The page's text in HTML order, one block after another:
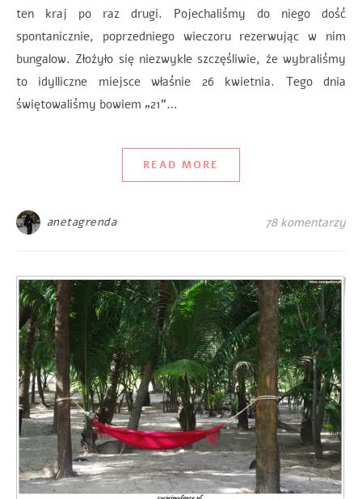
ten kraj po raz drugi. Pojechaliśmy do niego dość
spontanicznie, poprzedniego wieczoru rezerwując w nim
bungalow. Złożyło się niezwykle szczęśliwie, że wybraliśmy
to idylliczne miejsce właśnie 26 kwietnia. Tego dnia
świętowaliśmy bowiem „21”…
READ MORE
anetagrenda 78 komentarzy